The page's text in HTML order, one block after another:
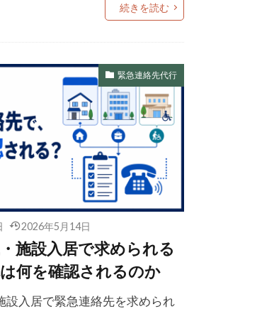
続きを読む
緊急連絡先代行
2026年5月14日
施設入居で求められる
何を確認されるのか
設入居で緊急連絡先を求められ